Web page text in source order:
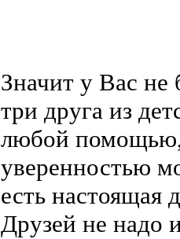
Значит у Вас
три друга из
любой помощью,
уверенностью
есть настоящая
Друзей не надо